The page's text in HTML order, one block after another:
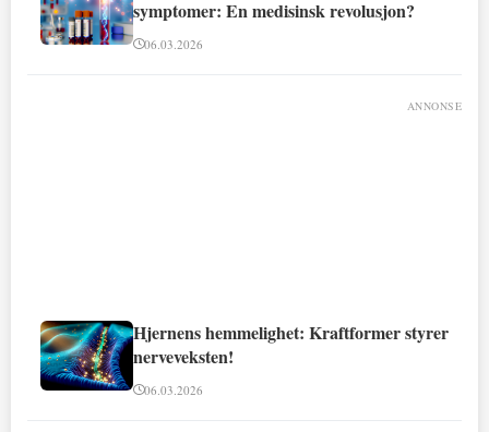
symptomer: En medisinsk revolusjon?
06.03.2026
ANNONSE
Hjernens hemmelighet: Kraftformer styrer
nerveveksten!
06.03.2026